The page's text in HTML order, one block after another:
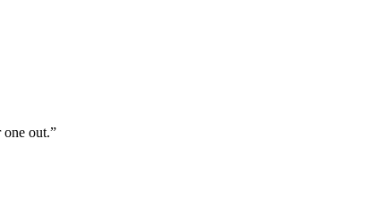
out.”